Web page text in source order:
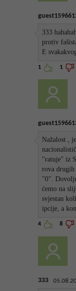
333
protiv
E
1 1
Nažalost ,
"ratuje" iz
rova drugih
"0".
ćemo na
svjestan
ipcije, a
4 8
333